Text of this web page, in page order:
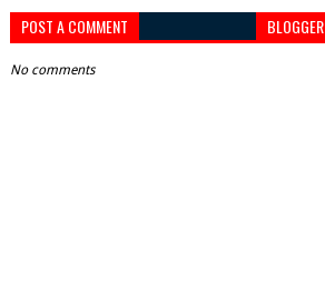
POST A COMMENT BLOGGER
No comments